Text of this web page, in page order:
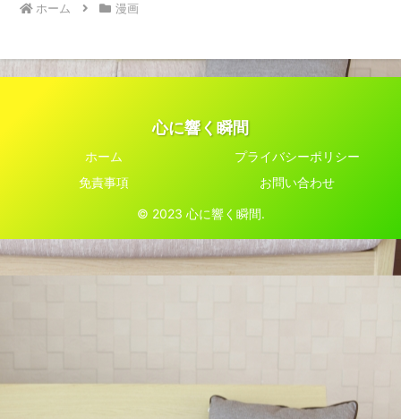
ホーム 漫画
心に響く瞬間
ホーム
プライバシーポリシー
免責事項
お問い合わせ
© 2023 心に響く瞬間.